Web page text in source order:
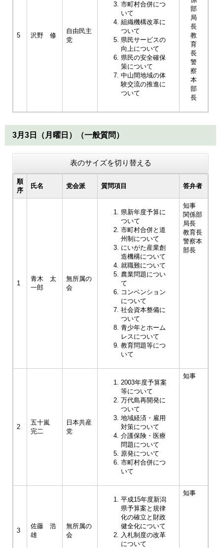
5 沢野 修
自由民主
党
市町村合併につ
いて
組織機構改革に
ついて
県民サービスの
向上について
県民の安全確保
策について
中山間地域の体
験交流の推進に
ついて
部
局
長
教
育
長
警
察
本
部
長
3月3日（月曜日）（一般質問）
表のサイズを切り替える
順
序
氏名 党会派 質問項目 答弁者
1
青木 太
一郎
無所属の
会
県新年度予算に
ついて
市町村合併と道
州制について
にいがた産業創
造機構について
就職難について
農業問題につい
て
コンベンション
について
社会資本整備に
ついて
青少年とホーム
レスについて
教育問題等につ
いて
知事
関係部
局長
教育長
警察本
部長
2
五十嵐
完二
日本共産
党
2003年度予算案
等について
万代島再開発に
ついて
地域経済・雇用
対策について
介護保険・医療
問題について
原発について
市町村合併につ
いて
知事
3
佐藤 浩
雄
無所属の
会
平成15年度新潟
県予算案と規律
化の確立と財政
健全化について
入札制度の改革
について
知事